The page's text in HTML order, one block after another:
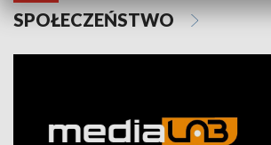
SPOŁECZEŃSTWO